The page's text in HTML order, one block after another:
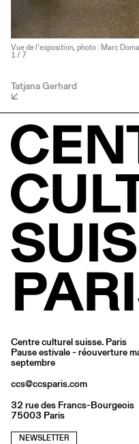
Vue de l’exposition, photo : Marc
1 / 7
Tatjana Gerhard
Centre culturel suisse. Paris
Pause estivale - réouverture
septembre
ccs@ccsparis.com
32 rue des Francs-Bourgeois
75003 Paris
NEWSLETTER